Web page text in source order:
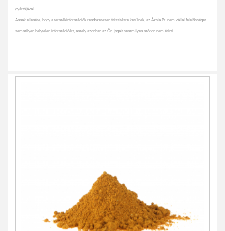
gyártójával.
Annak ellenére, hogy a termékinformációk rendszeresen frissítésre kerülnek, az Ázsia Bt. nem vállal felelősséget
semmilyen helytelen információért, amely azonban az Ön jogait semmilyen módon nem érinti.